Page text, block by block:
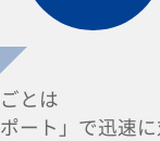
とは
ート」で迅速に